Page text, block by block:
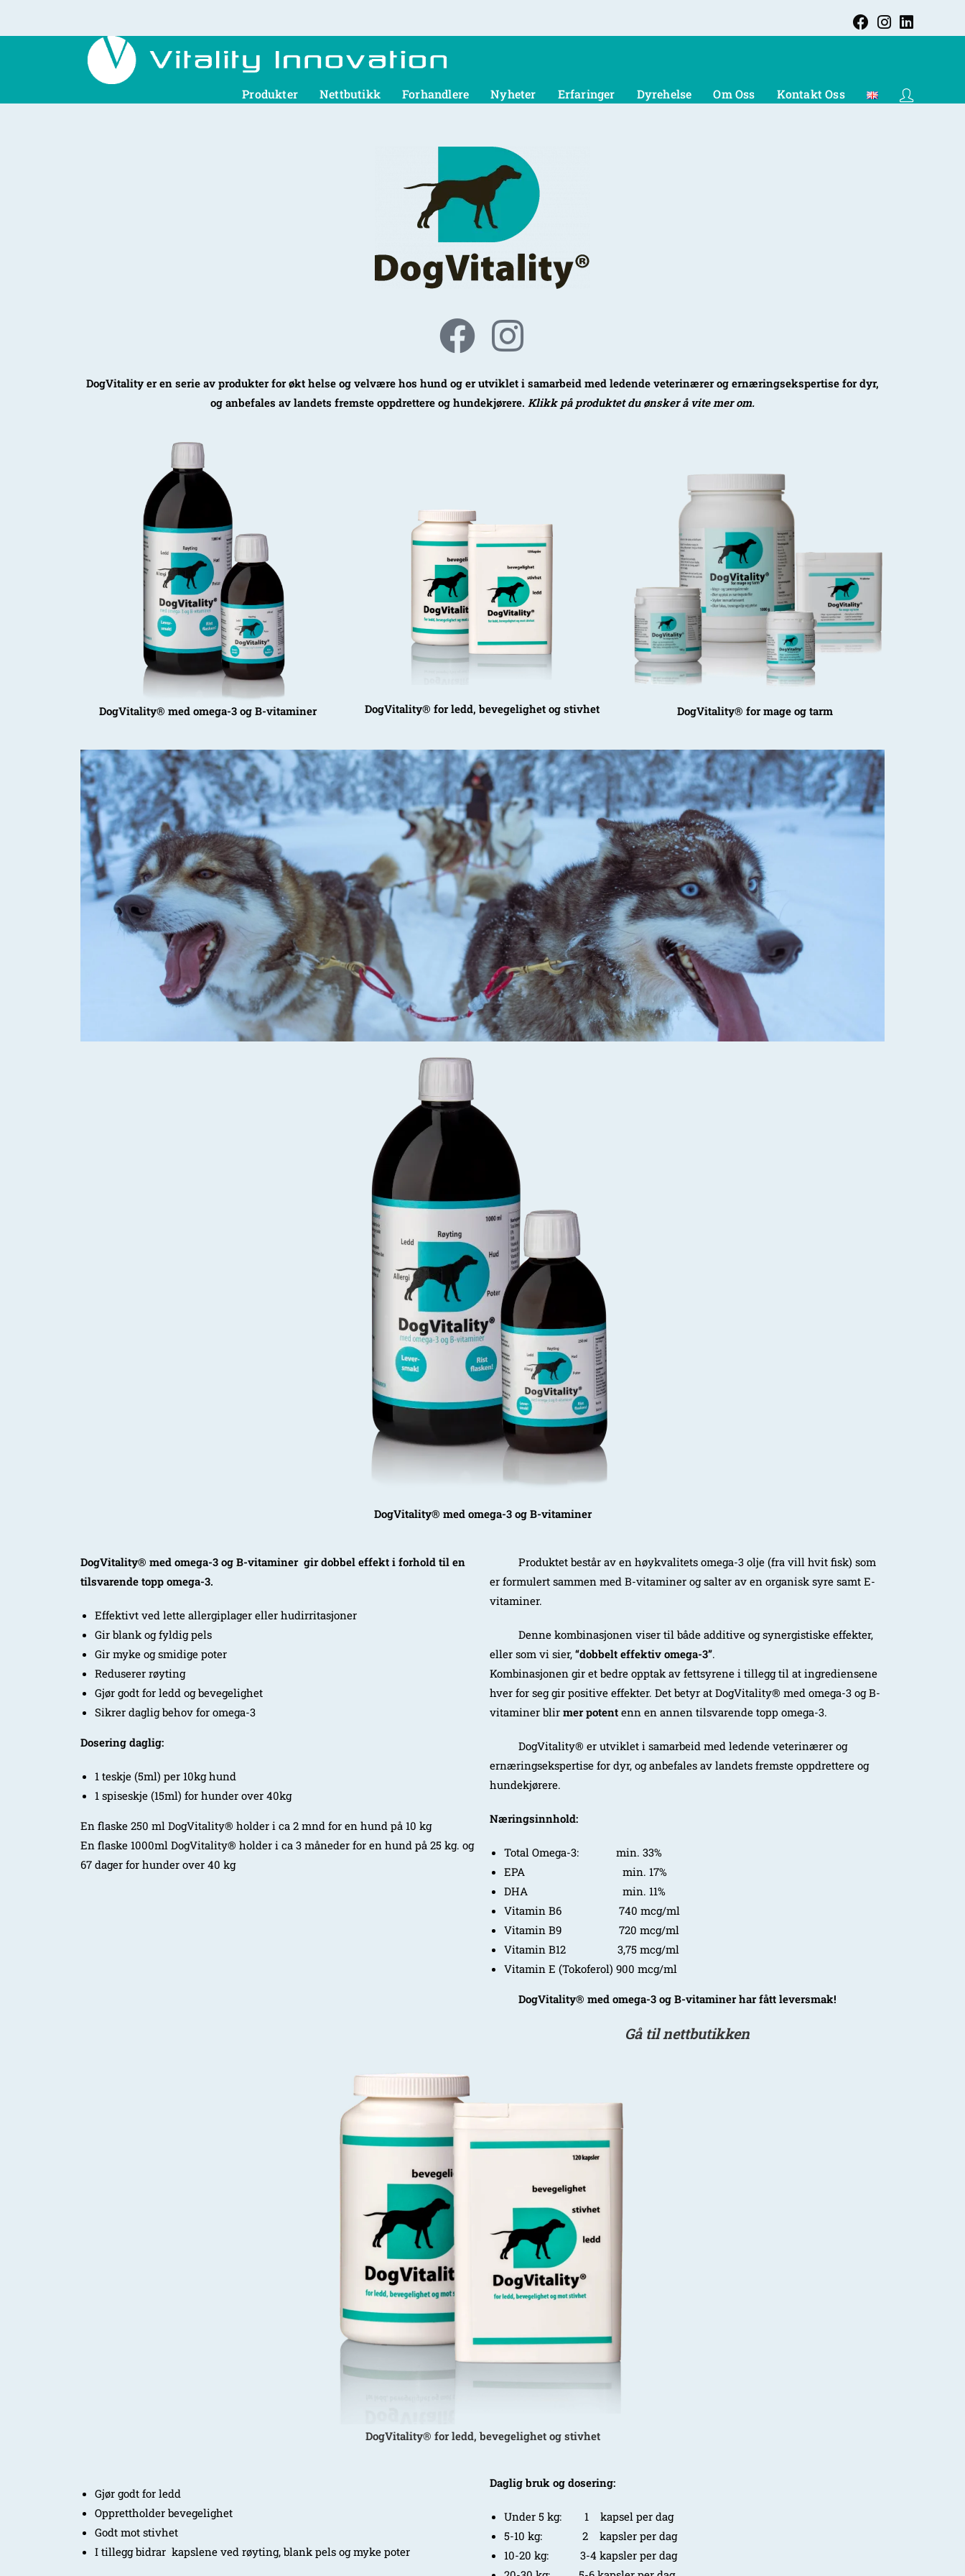
Produkter Nettbutikk Forhandlere Nyheter Erfaringer Dyrehelse Om Oss Kontakt Oss
DogVitality er en serie av produkter for økt helse og velvære hos hund og er utviklet i samarbeid med ledende veterinærer og ernæringsekspertise for dyr,
og anbefales av landets fremste oppdrettere og hundekjørere. Klikk på produktet du ønsker å vite mer om.
DogVitality® med omega-3 og B-vitaminer DogVitality® for ledd, bevegelighet og stivhet DogVitality® for mage og tarm
DogVitality® med omega-3 og B-vitaminer
DogVitality® med omega-3 og B-vitaminer gir dobbel effekt i forhold til en
tilsvarende topp omega-3.
Effektivt ved lette allergiplager eller hudirritasjoner
Gir blank og fyldig pels
Gir myke og smidige poter
Reduserer røyting
Gjør godt for ledd og bevegelighet
Sikrer daglig behov for omega-3
Dosering daglig:
1 teskje (5ml) per 10kg hund
1 spiseskje (15ml) for hunder over 40kg
En flaske 250 ml DogVitality® holder i ca 2 mnd for en hund på 10 kg
En flaske 1000ml DogVitality® holder i ca 3 måneder for en hund på 25 kg. og
67 dager for hunder over 40 kg
Produktet består av en høykvalitets omega-3 olje (fra vill hvit fisk) som
er formulert sammen med B-vitaminer og salter av en organisk syre samt E-
vitaminer.
Denne kombinasjonen viser til både additive og synergistiske effekter,
eller som vi sier, “dobbelt effektiv omega-3”.
Kombinasjonen gir et bedre opptak av fettsyrene i tillegg til at ingrediensene
hver for seg gir positive effekter. Det betyr at DogVitality® med omega-3 og B-
vitaminer blir mer potent enn en annen tilsvarende topp omega-3.
DogVitality® er utviklet i samarbeid med ledende veterinærer og
ernæringsekspertise for dyr, og anbefales av landets fremste oppdrettere og
hundekjørere.
Næringsinnhold:
Total Omega-3: min. 33%
EPA min. 17%
DHA min. 11%
Vitamin B6 740 mcg/ml
Vitamin B9 720 mcg/ml
Vitamin B12 3,75 mcg/ml
Vitamin E (Tokoferol) 900 mcg/ml
DogVitality® med omega-3 og B-vitaminer har fått leversmak!
Gå til nettbutikken
DogVitality® for ledd, bevegelighet og stivhet
Gjør godt for ledd
Opprettholder bevegelighet
Godt mot stivhet
I tillegg bidrar kapslene ved røyting, blank pels og myke poter
Daglig bruk og dosering:
Under 5 kg: 1 kapsel per dag
5-10 kg: 2 kapsler per dag
10-20 kg: 3-4 kapsler per dag